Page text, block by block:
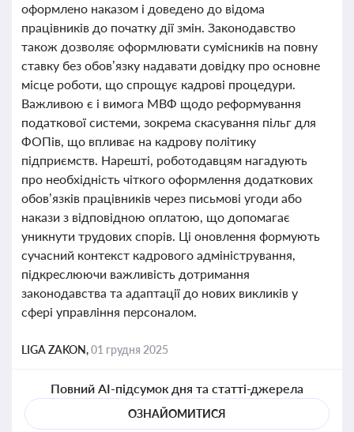
оформлено наказом і доведено до відома
працівників до початку дії змін. Законодавство
також дозволяє оформлювати сумісників на повну
ставку без обов’язку надавати довідку про основне
місце роботи, що спрощує кадрові процедури.
Важливою є і вимога МВФ щодо реформування
податкової системи, зокрема скасування пільг для
ФОПів, що впливає на кадрову політику
підприємств. Нарешті, роботодавцям нагадують
про необхідність чіткого оформлення додаткових
обов’язків працівників через письмові угоди або
накази з відповідною оплатою, що допомагає
уникнути трудових спорів. Ці оновлення формують
сучасний контекст кадрового адміністрування,
підкреслюючи важливість дотримання
законодавства та адаптації до нових викликів у
сфері управління персоналом.
LIGA ZAKON,01 грудня 2025
Повний AI-підсумок дня та статті-джерела
ОЗНАЙОМИТИСЯ